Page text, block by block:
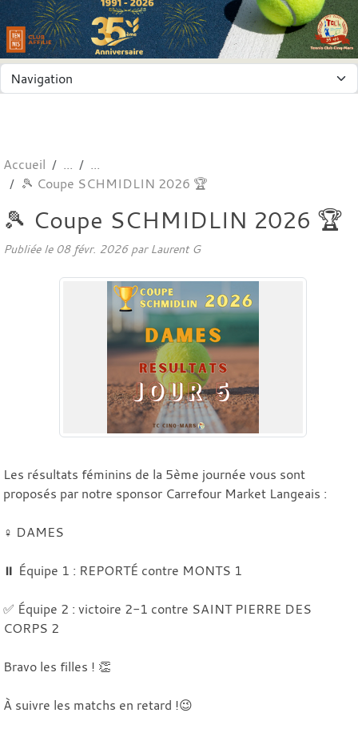
Accueil
🎾 Coupe SCHMIDLIN 2026 🏆
🎾 Coupe SCHMIDLIN 2026 🏆
Publiée le 08 févr. 2026par Laurent G
Les résultats féminins de la 5ème journée vous sont
proposés par notre sponsor Carrefour Market Langeais :
♀️ DAMES
⏸️ Équipe 1 : REPORTÉ contre MONTS 1
✅ Équipe 2 : victoire 2-1 contre SAINT PIERRE DES
CORPS 2
Bravo les filles ! 👏
À suivre les matchs en retard !😉
Panneau de gestion des cookies